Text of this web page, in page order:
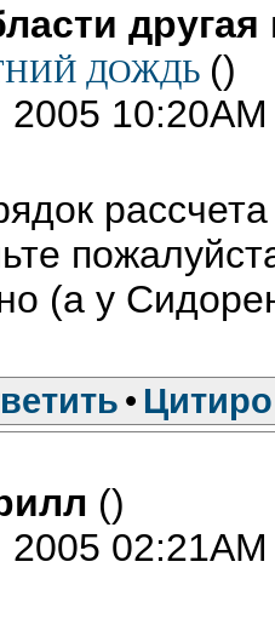
ДОЖДЬ ()
10:20AM
(а у
•
()
02:21AM